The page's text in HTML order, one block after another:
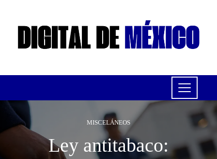
MISCELÁNEOS
Ley antitabaco: